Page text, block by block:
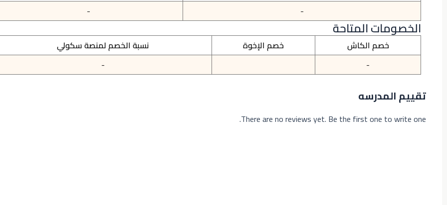
-
-
الخصومات المتاحة
خصم الكاش خصم الإخوة
نسبة الخصم لمنصة سكولي
-
-
تقييم المدرسه
There are no reviews yet. Be the first one to write one.